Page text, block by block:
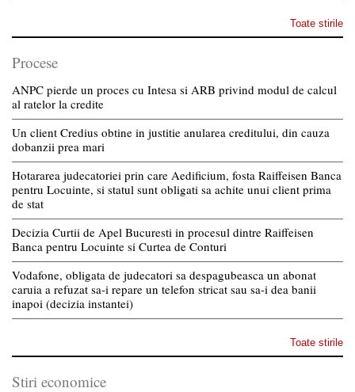
Toate stirile
Procese
ANPC pierde un proces cu Intesa si ARB privind modul de calcul
al ratelor la credite
Un client Credius obtine in justitie anularea creditului, din cauza
dobanzii prea mari
Hotararea judecatoriei prin care Aedificium, fosta Raiffeisen Banca
pentru Locuinte, si statul sunt obligati sa achite unui client prima
de stat
Decizia Curtii de Apel Bucuresti in procesul dintre Raiffeisen
Banca pentru Locuinte si Curtea de Conturi
Vodafone, obligata de judecatori sa despagubeasca un abonat
caruia a refuzat sa-i repare un telefon stricat sau sa-i dea banii
inapoi (decizia instantei)
Toate stirile
Stiri economice